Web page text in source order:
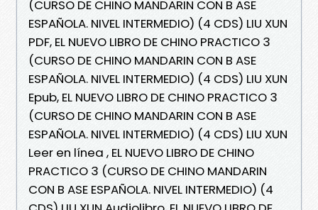
(CURSO DE CHINO MANDARIN CON B ASE
ESPAÑOLA. NIVEL INTERMEDIO) (4 CDS) LIU XUN
PDF, EL NUEVO LIBRO DE CHINO PRACTICO 3
(CURSO DE CHINO MANDARIN CON B ASE
ESPAÑOLA. NIVEL INTERMEDIO) (4 CDS) LIU XUN
Epub, EL NUEVO LIBRO DE CHINO PRACTICO 3
(CURSO DE CHINO MANDARIN CON B ASE
ESPAÑOLA. NIVEL INTERMEDIO) (4 CDS) LIU XUN
Leer en línea , EL NUEVO LIBRO DE CHINO
PRACTICO 3 (CURSO DE CHINO MANDARIN
CON B ASE ESPAÑOLA. NIVEL INTERMEDIO) (4